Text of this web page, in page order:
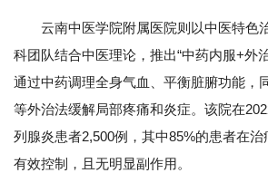
云南中医学院附属医院则以中医特色
科团队结合中医理论，推出“中药内服+外
通过中药调理全身气血、平衡脏腑功能，
等外治法缓解局部疼痛和炎症。该院在
列腺炎患者2,500例，其中85%的患者在治
有效控制，且无明显副作用。